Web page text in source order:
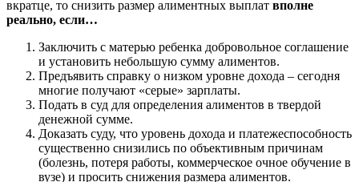
вкратце, то снизить размер алиментных выплат вполне
реально, если…
Заключить с матерью ребенка добровольное соглашение
и установить небольшую сумму алиментов.
Предъявить справку о низком уровне дохода – сегодня
многие получают «серые» зарплаты.
Подать в суд для определения алиментов в твердой
денежной сумме.
Доказать суду, что уровень дохода и платежеспособность
существенно снизились по объективным причинам
(болезнь, потеря работы, коммерческое очное обучение в
вузе) и просить снижения размера алиментов.